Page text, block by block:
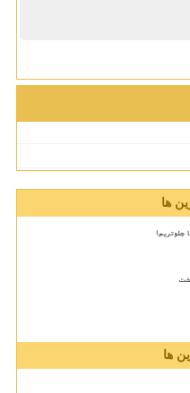
ها
ها